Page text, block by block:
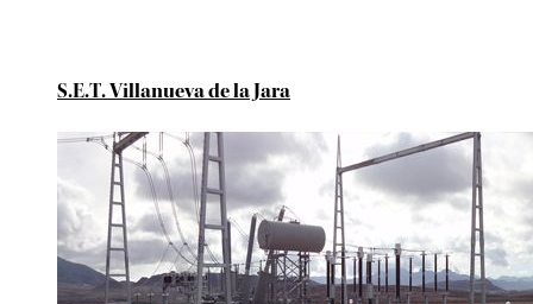
S.E.T. Villanueva de la Jara